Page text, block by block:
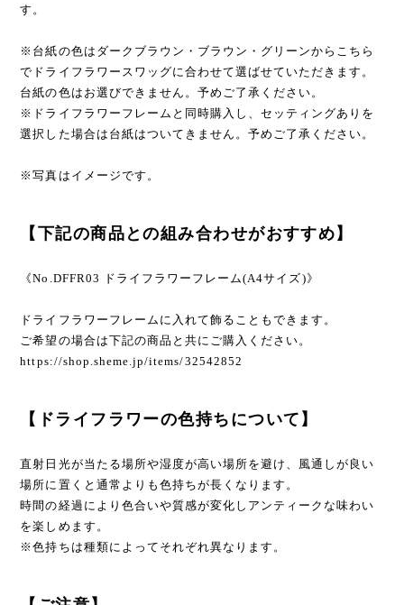
す。
※台紙の色はダークブラウン・ブラウン・グリーンからこちら
でドライフラワースワッグに合わせて選ばせていただきます。
台紙の色はお選びできません。予めご了承ください。
※ドライフラワーフレームと同時購入し、セッティングありを
選択した場合は台紙はついてきません。予めご了承ください。
※写真はイメージです。
【下記の商品との組み合わせがおすすめ】
《No.DFFR03 ドライフラワーフレーム(A4サイズ)》
ドライフラワーフレームに入れて飾ることもできます。
ご希望の場合は下記の商品と共にご購入ください。
https://shop.sheme.jp/items/32542852
【ドライフラワーの色持ちについて】
直射日光が当たる場所や湿度が高い場所を避け、風通しが良い
場所に置くと通常よりも色持ちが長くなります。
時間の経過により色合いや質感が変化しアンティークな味わい
を楽しめます。
※色持ちは種類によってそれぞれ異なります。